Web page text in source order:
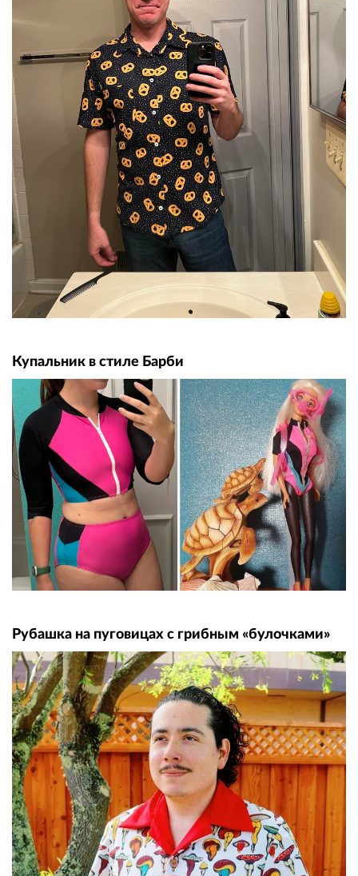
Купальник в стиле Барби
Рубашка на пуговицах с грибным «булочками»